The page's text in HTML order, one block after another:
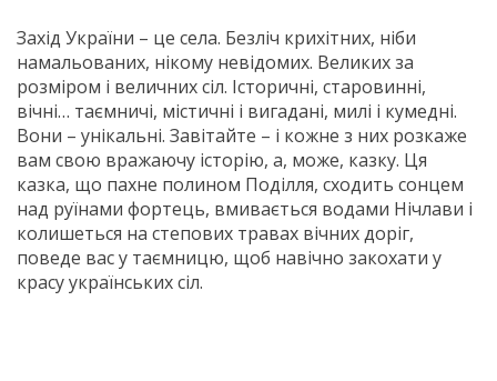
Захід України – це села. Безліч крихітних, ніби
намальованих, нікому невідомих. Великих за
розміром і величних сіл. Історичні, старовинні,
вічні… таємничі, містичні і вигадані, милі і кумедні.
Вони – унікальні. Завітайте – і кожне з них розкаже
вам свою вражаючу історію, а, може, казку. Ця
казка, що пахне полином Поділля, сходить сонцем
над руїнами фортець, вмивається водами Нічлави і
колишеться на степових травах вічних доріг,
поведе вас у таємницю, щоб навічно закохати у
красу українських сіл.